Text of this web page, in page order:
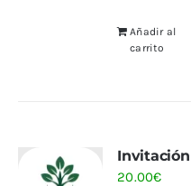
Añadir al
carrito
Invitación
20.00€